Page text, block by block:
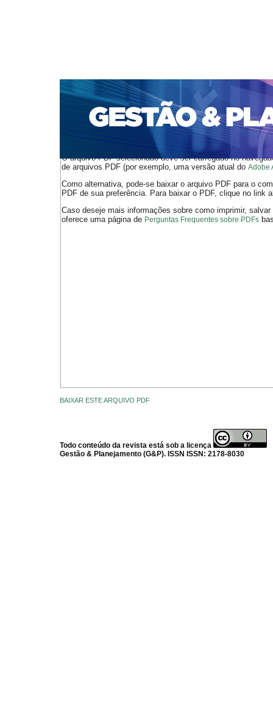
CAPA SOBRE ACESSO CADASTRO
PORTAL DE REVISTAS DA UNIFACS
SUBMISSÕES
PARA SUBMISSÃO DE ARTIGOS
TUTORIAL PARA
Capa Cavedon
O arquivo PDF selecionado deve ser carregado no
de arquivos PDF (por exemplo, uma versão atual do Adobe
Como alternativa, pode-se baixar o arquivo PDF para o
PDF de sua preferência. Para baixar o PDF, clique no link
Caso deseje mais informações sobre como imprimir,
oferece uma página de Perguntas Frequentes sobre PDFs
BAIXAR ESTE ARQUIVO PDF
Todo conteúdo da revista está sob a licença
Gestão & Planejamento (G&P). ISSN ISSN: 2178-8030